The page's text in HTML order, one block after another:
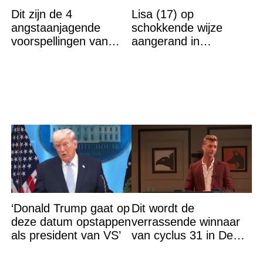
Dit zijn de 4
angstaanjagende
voorspellingen van
Lisa (17) op
schokkende wijze
aangerand in
‘Donald Trump gaat op
deze datum opstappen
als president van VS’
Dit wordt de
verrassende winnaar
van cyclus 31 in De